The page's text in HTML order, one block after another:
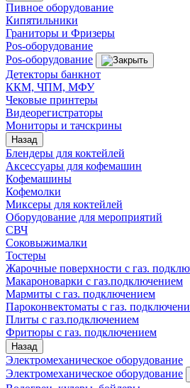
Пивное оборудование
Кипятильники
Граниторы и Фризеры
Pos-оборудование
Pos-оборудование
Детекторы банкнот
ККМ, ЧПМ, МФУ
Чековые принтеры
Видеорегистраторы
Мониторы и тачскрины
Назад
Блендеры для коктейлей
Аксессуары для кофемашин
Кофемашины
Кофемолки
Миксеры для коктейлей
Оборудование для мероприятий
СВЧ
Соковыжималки
Тостеры
Жарочные поверхности с газ.
Макароноварки с газ.подключением
Мармиты с газ. подключением
Пароконвектоматы с газ.
Плиты с газ.подключением
Фритюры с газ. подключением
Назад
Электромеханическое оборудование
Электромеханическое оборудование